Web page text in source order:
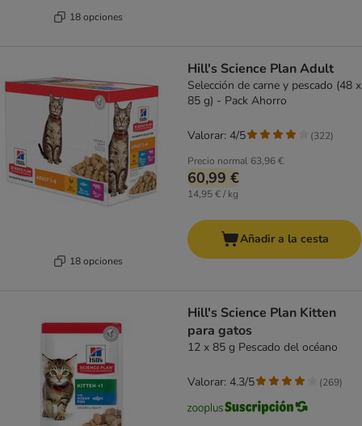
18 opciones
18 opciones
Hill's Science Plan Adult
Selección de carne y pescado (48 x
85 g) - Pack Ahorro
Precio normal 63,96 €
60,99 €
14,95 € / kg
Valorar: 4/5 (322)
Añadir a la cesta
Hill's Science Plan Kitten
para gatos
12 x 85 g Pescado del océano
Valorar: 4.3/5 (269)